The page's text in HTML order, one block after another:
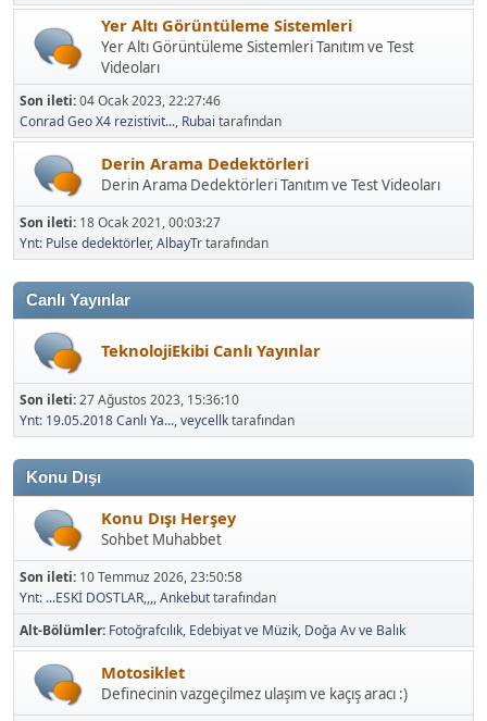
Yer Altı Görüntüleme Sistemleri
Yer Altı Görüntüleme Sistemleri Tanıtım ve Test
Videoları
Son ileti:04 Ocak 2023, 22:27:46
Conrad Geo X4 rezistivit..., Rubai tarafından
Derin Arama Dedektörleri
Derin Arama Dedektörleri Tanıtım ve Test Videoları
Son ileti: 18 Ocak 2021, 00:03:27
Ynt: Pulse dedektörler,AlbayTrtarafından
Canlı Yayınlar
TeknolojiEkibi Canlı Yayınlar
Son ileti:27 Ağustos 2023, 15:36:10
Ynt: 19.05.2018 Canlı Ya...,veycellktarafından
Konu Dışı
Konu Dışı Herşey
Sohbet Muhabbet
Son ileti: 10 Temmuz 2026, 23:50:58
Ynt: ...ESKİ DOSTLAR,,,,Ankebuttarafından
Alt-Bölümler Fotoğrafcılık Edebiyat ve Müzik Doğa Av ve Balık
Motosiklet
Definecinin vazgeçilmez ulaşım ve kaçış aracı :)